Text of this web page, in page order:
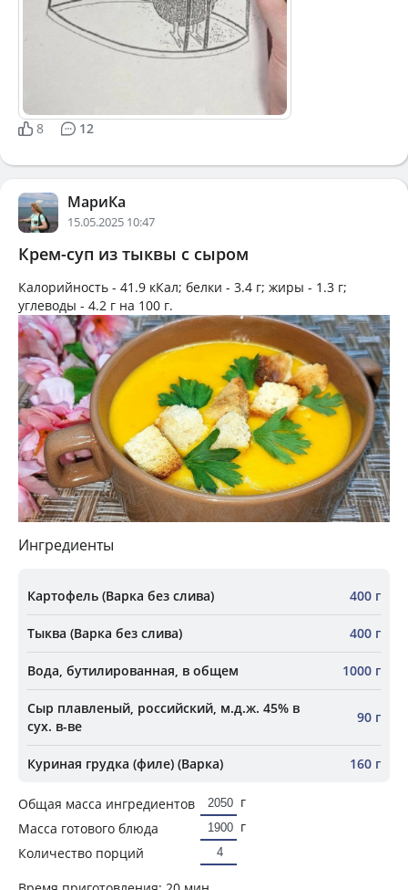
8 12
МариКа
15.05.2025 10:47
Крем-суп из тыквы с сыром
Калорийность - 41.9 кКал; белки - 3.4 г; жиры - 1.3 г;
углеводы - 4.2 г на 100 г.
Ингредиенты
Картофель (Варка без слива) 400 г
Тыква (Варка без слива) 400 г
Вода, бутилированная, в общем 1000 г
Сыр плавленый, российский, м.д.ж. 45% в
сух. в-ве
90 г
Куриная грудка (филе) (Варка) 160 г
Общая масса ингредиентов
г
Масса готового блюда
г
Количество порций